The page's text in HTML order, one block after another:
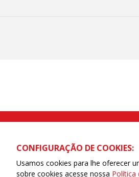
Rua Caetano Pinto nº 575 CEP
CONFIGURAÇÃO DE COOKIES:
Usamos cookies para lhe oferecer
sobre cookies acesse nossa Política